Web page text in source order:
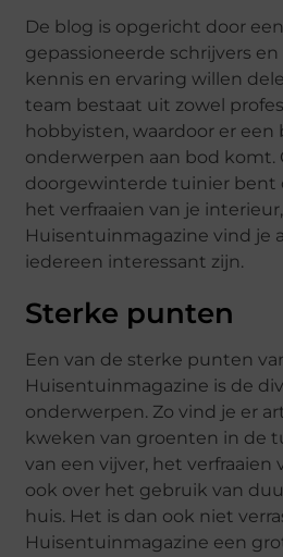
De blog is opgericht door
gepassioneerde schrijvers
kennis en ervaring willen
team bestaat uit zowel
hobbyisten, waardoor er een
onderwerpen aan bod komt.
doorgewinterde tuinier
het verfraaien van je
Huisentuinmagazine vind je
iedereen interessant zijn.
Sterke punten
Een van de sterke punten
Huisentuinmagazine is de
onderwerpen. Zo vind je er
kweken van groenten in de
van een vijver, het verfraaien
ook over het gebruik van
huis. Het is dan ook niet
Huisentuinmagazine een